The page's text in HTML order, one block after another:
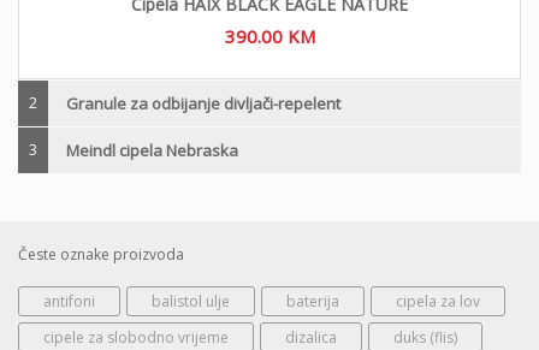
390.00 KM
2 Granule za odbijanje divljači-repelent
3 Meindl cipela Nebraska
Česte oznake proizvoda
antifoni balistol ulje baterija
cipela za lov
cipele za slobodno vrijeme
dizalica
duks (flis)